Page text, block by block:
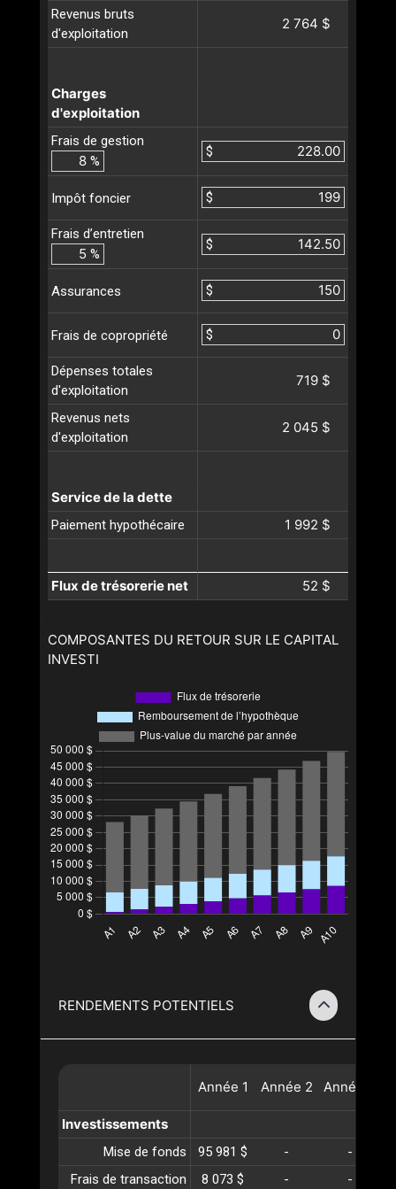
Revenus bruts
d'exploitation
2 764 $
Charges
d'exploitation
Frais de gestion
%
$
Impôt foncier $
Frais d’entretien
%
$
Assurances $
Frais de copropriété $
Dépenses totales
d'exploitation
719 $
Revenus nets
d'exploitation
2 045 $
Service de la dette
Paiement hypothécaire 1 992 $
Flux de trésorerie net 52 $
COMPOSANTES DU RETOUR SUR LE CAPITAL
INVESTI
RENDEMENTS POTENTIELS
Année 1 Année 2 Année
Investissements
Mise de fonds 95 981 $ -
-
Frais de transaction
8 073 $ -
-